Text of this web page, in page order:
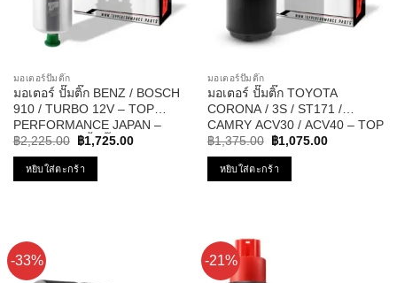
มอเตอร์ปั๊มติ๊ก
มอเตอร์ ปั๊มติ๊ก BENZ / BOSCH
910 / TURBO 12V – TOP
PERFORMANCE JAPAN –
TPFB-302 – ปั้มติ๊ก ในถัง เบนซ์
บอส นอกถัง
฿2,225.00
Original
price
was:
฿2,225.00.
฿1,725.00Current
หยิบใส่ตะกร้า
มอเตอร์ปั๊มติ๊ก
มอเตอร์ ปั๊มติ๊ก TOYOTA
CORONA / 3S / ST171 /
CAMRY ACV30 / ACV40 – TOP
PERFORMANCE JAPAN TPFT-
003 – ปั้มติ๊ก แคมรี่
฿1,375.00
Original
price
was:
฿1,375.00.
฿1,075.00Current
หยิบใส่ตะกร้า
-33% -21%